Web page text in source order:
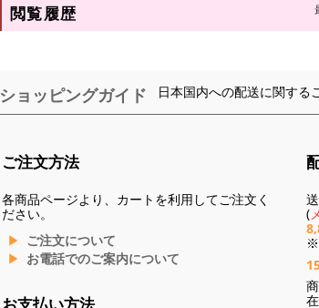
閲覧履歴
ショッピングガイド 日本国内への配送に関する
ご注文方法
各商品ページより、カートを利用してご注文く
ださい。
ご注文について
お電話でのご案内について
(
※